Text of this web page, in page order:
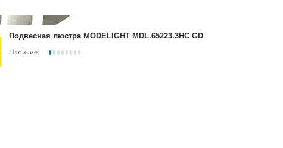
на какие параметры обращать внимание при выборе, как правильно подобрать
Подвесная люстра MODELIGHT MDL.65223.3HC GD
Наличие: